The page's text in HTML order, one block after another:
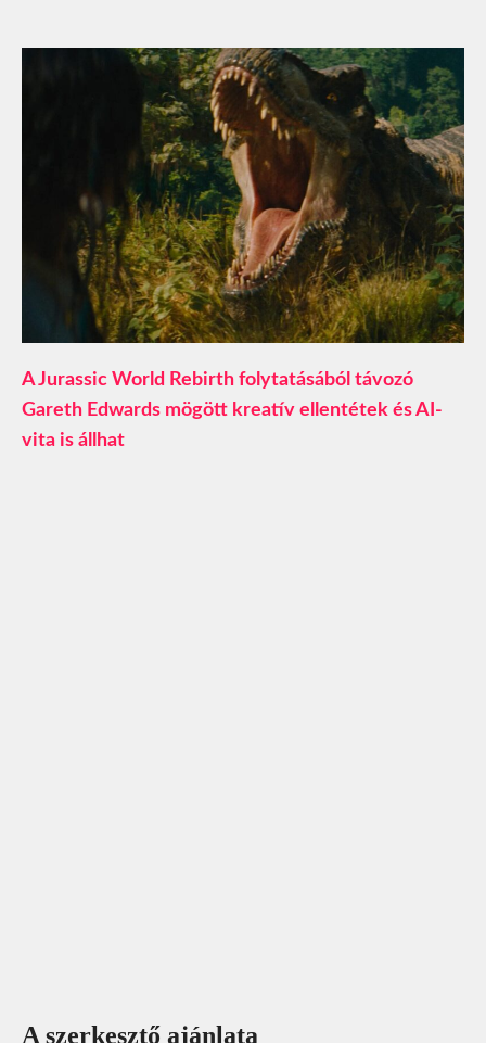
A Jurassic World Rebirth folytatásából távozó
Gareth Edwards mögött kreatív ellentétek és AI-
vita is állhat
A szerkesztő ajánlata